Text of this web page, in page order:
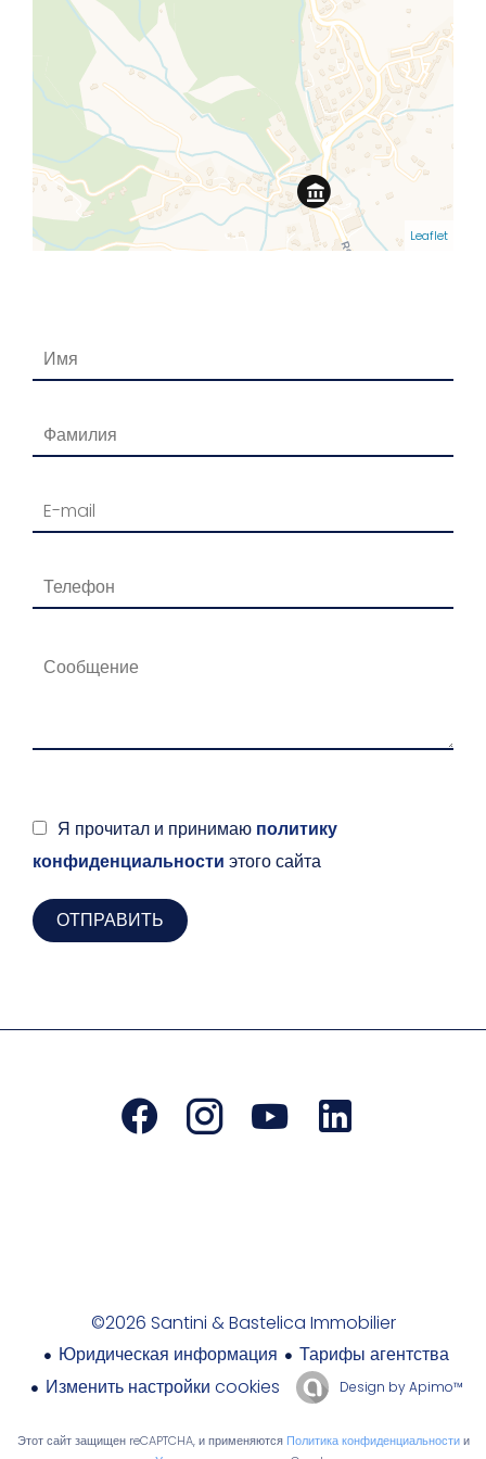
Leaflet
Я прочитал и принимаю политику
конфиденциальности этого сайта
ОТПРАВИТЬ
©2026 Santini & Bastelica Immobilier
Юридическая информация
Тарифы агентства
Изменить настройки cookies
Design byApimo™
Этот сайт защищен reCAPTCHA, и применяются Политика конфиденциальностии